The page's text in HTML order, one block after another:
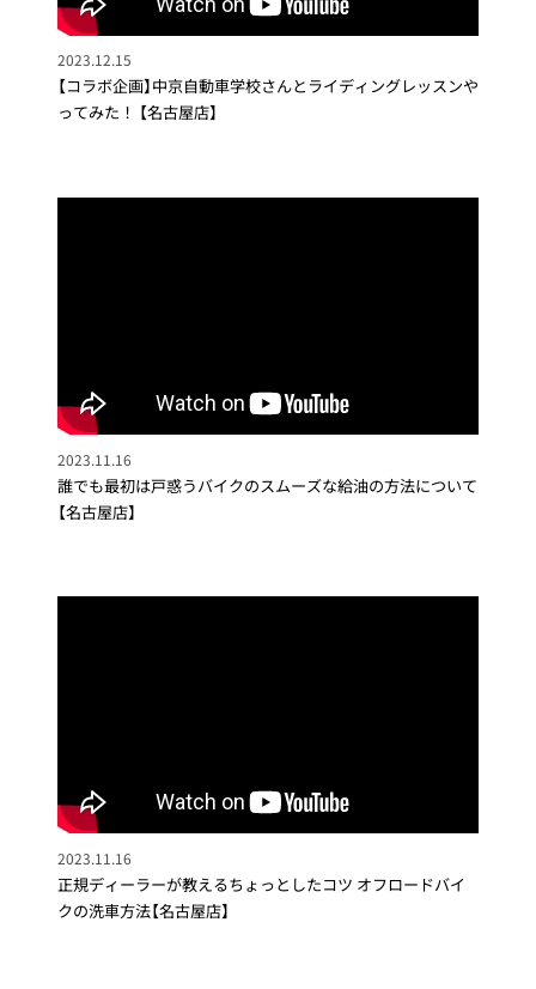
【コラボ企画】中京自動車学校さんとライディングレッスンや
ってみた！ 【名古屋店】
2023.12.15
誰でも最初は戸惑うバイクのスムーズな給油の方法について
【名古屋店】
2023.11.16
正規ディーラーが教えるちょっとしたコツ オフロードバイ
クの洗車方法【名古屋店】
2023.11.16